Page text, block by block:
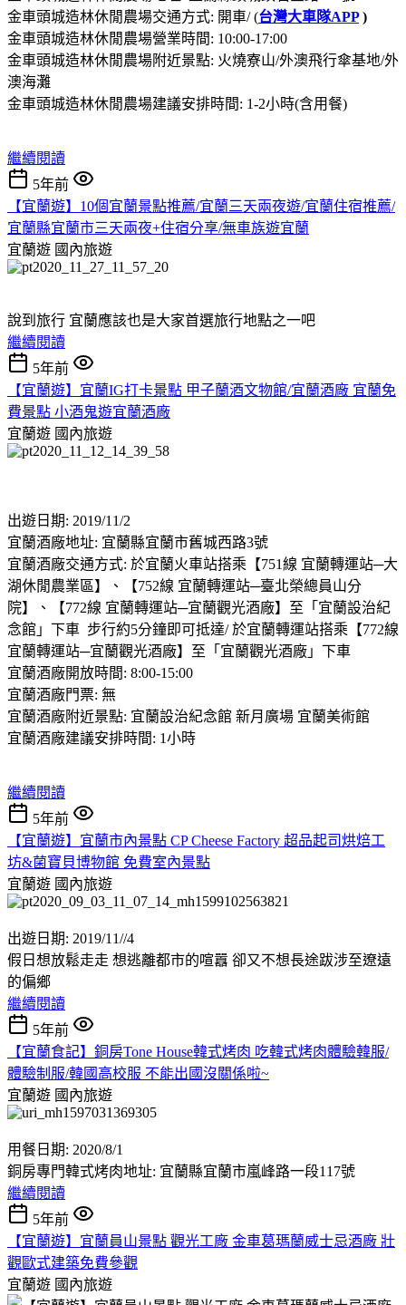
金車頭城造林休閒農場交通方式: 開車/ (台灣大車隊APP)
金車頭城造林休閒農場營業時間: 10:00-17:00
金車頭城造林休閒農場附近景點: 火燒寮山/外澳飛行傘基地/外
澳海灘
金車頭城造林休閒農場建議安排時間: 1-2小時(含用餐)
繼續閱讀
5年前
【宜蘭遊】10個宜蘭景點推薦/宜蘭三天兩夜遊/宜蘭住宿推薦/
宜蘭縣宜蘭市三天兩夜+住宿分享/無車族遊宜蘭
宜蘭遊 國內旅遊
說到旅行 宜蘭應該也是大家首選旅行地點之一吧
繼續閱讀
5年前
【宜蘭遊】宜蘭IG打卡景點 甲子蘭酒文物館/宜蘭酒廠 宜蘭免
費景點 小酒鬼遊宜蘭酒廠
宜蘭遊 國內旅遊
出遊日期: 2019/11/2
宜蘭酒廠地址: 宜蘭縣宜蘭市舊城西路3號
宜蘭酒廠交通方式: 於宜蘭火車站搭乘【751線 宜蘭轉運站─大
湖休閒農業區】、【752線 宜蘭轉運站─臺北榮總員山分
院】、【772線 宜蘭轉運站─宜蘭觀光酒廠】至「宜蘭設治紀
念館」下車 步行約5分鐘即可抵達/ 於宜蘭轉運站搭乘【772線
宜蘭轉運站─宜蘭觀光酒廠】至「宜蘭觀光酒廠」下車
宜蘭酒廠開放時間: 8:00-15:00
宜蘭酒廠門票: 無
宜蘭酒廠附近景點: 宜蘭設治紀念館 新月廣場 宜蘭美術館
宜蘭酒廠建議安排時間: 1小時
繼續閱讀
5年前
【宜蘭遊】宜蘭市內景點 CP Cheese Factory 超品起司烘焙工
坊&菌寶貝博物館 免費室內景點
宜蘭遊 國內旅遊
出遊日期: 2019/11//4
假日想放鬆走走 想逃離都市的喧囂 卻又不想長途跋涉至遼遠
的偏鄉
繼續閱讀
5年前
【宜蘭食記】銅房Tone House韓式烤肉 吃韓式烤肉體驗韓服/
體驗制服/韓國高校服 不能出國沒關係啦~
宜蘭遊 國內旅遊
用餐日期: 2020/8/1
銅房專門韓式烤肉地址: 宜蘭縣宜蘭市嵐峰路一段117號
繼續閱讀
5年前
【宜蘭遊】宜蘭員山景點 觀光工廠 金車葛瑪蘭威士忌酒廠 壯
觀歐式建築免費參觀
宜蘭遊 國內旅遊